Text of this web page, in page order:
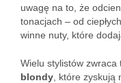
uwagę na to, że
tonacjach – od
winne nuty, które
Wielu stylistów zwraca
blondy , które